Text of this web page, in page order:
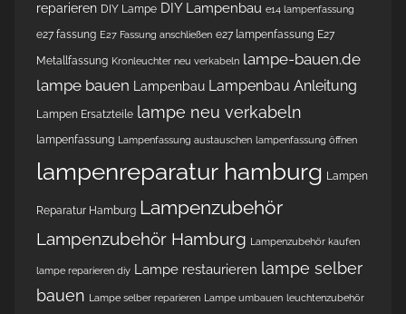
reparieren DIY Lampe DIY Lampenbau e14 lampenfassung
e27 fassung E27 Fassung anschließen e27 lampenfassung E27
Metallfassung Kronleuchter neu verkabeln lampe-bauen.de
lampe bauen
Lampenbau Lampenbau Anleitung
Lampen Ersatzteile lampe neu verkabeln
lampenfassung Lampenfassung austauschen lampenfassung öffnen
lampenreparatur hamburg Lampen
Reparatur Hamburg Lampenzubehör
Lampenzubehör Hamburg Lampenzubehör kaufen
lampe reparieren diy Lampe restaurieren lampe selber
bauen Lampe selber reparieren Lampe umbauen leuchtenzubehör